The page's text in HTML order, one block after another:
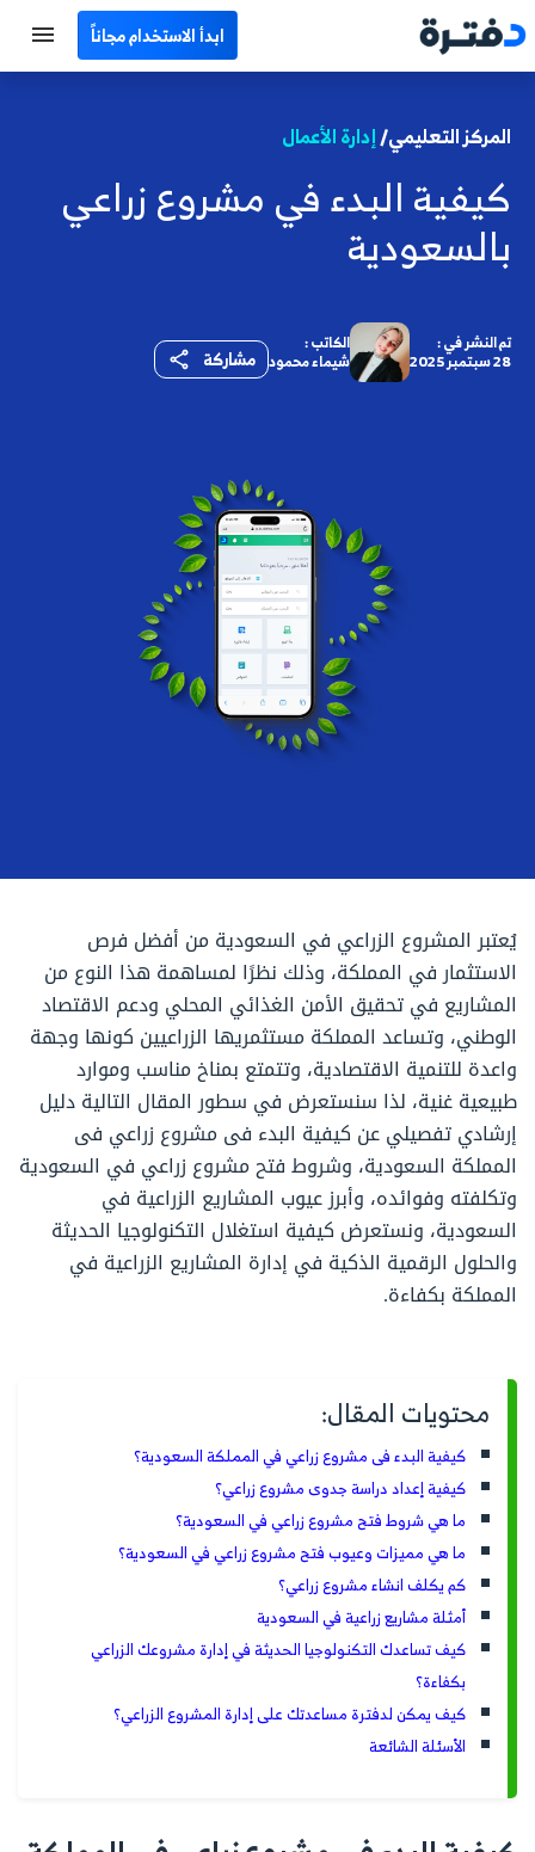
ابدأ الاستخدام مجاناً
جميع الأقسام
نماذج محاسبية
مصطلحات محاسبية
EN
المركز التعليمي/إدارة الأعمال
كيفية البدء في مشروع زراعي
بالسعودية
تم النشر في :
28 سبتمبر 2025
الكاتب :
شيماء محمود مشاركة
يُعتبر المشروع الزراعي في السعودية من أفضل فرص
الاستثمار في المملكة، وذلك نظرًا لمساهمة هذا النوع من
المشاريع في تحقيق الأمن الغذائي المحلي ودعم الاقتصاد
الوطني، وتساعد المملكة مستثمريها الزراعيين كونها وجهة
واعدة للتنمية الاقتصادية، وتتمتع بمناخ مناسب وموارد
طبيعية غنية، لذا سنستعرض في سطور المقال التالية دليل
إرشادي تفصيلي عن كيفية البدء فى مشروع زراعي فى
المملكة السعودية، وشروط فتح مشروع زراعي في السعودية
وتكلفته وفوائده، وأبرز عيوب المشاريع الزراعية في
السعودية، ونستعرض كيفية استغلال التكنولوجيا الحديثة
والحلول الرقمية الذكية في إدارة المشاريع الزراعية في
المملكة بكفاءة.
محتويات المقال:
كيفية البدء فى مشروع زراعي في المملكة السعودية؟
كيفية إعداد دراسة جدوى مشروع زراعي؟
ما هي شروط فتح مشروع زراعي في السعودية؟
ما هي مميزات وعيوب فتح مشروع زراعي في السعودية؟
كم يكلف انشاء مشروع زراعي؟
أمثلة مشاريع زراعية في السعودية
كيف تساعدك التكنولوجيا الحديثة في إدارة مشروعك الزراعي
بكفاءة؟
كيف يمكن لدفترة مساعدتك على إدارة المشروع الزراعي؟
الأسئلة الشائعة